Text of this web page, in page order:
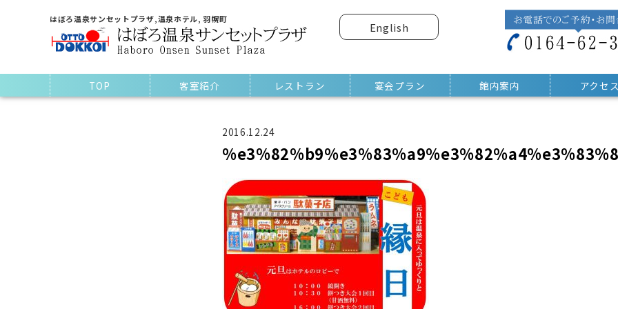
はぼろ温泉サンセットプラザ,温泉ホテル, 羽幌町
English
TOP 客室紹介 レストラン 宴会プラン 館内案内 アクセ
2016.12.24